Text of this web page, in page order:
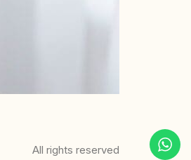
All rights reserved